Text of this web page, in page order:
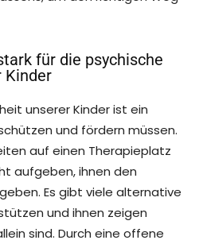
für die psychische
Kinder
unserer Kinder ist ein
und fördern müssen.
auf einen Therapieplatz
aufgeben, ihnen den
Es gibt viele alternative
und ihnen zeigen
sind. Durch eine offene